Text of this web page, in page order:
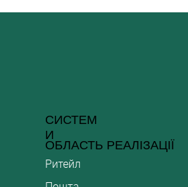
ОБЛАСТЬ РЕАЛІЗАЦІЇ
Ритейл
СИСТЕМ
И